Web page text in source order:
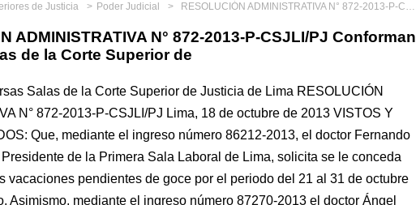
de Justicia Poder Judicial RESOLUCIÓN ADMINISTRATIVA N° 872-2013-P-CSJLI/PJ Conforman diversas Salas de la Corte Superior de
ADMINISTRATIVA N° 872-2013-P-CSJLI/PJ Conforman
de la Corte Superior de
Salas de la Corte Superior de Justicia de Lima RESOLUCIÓN
N° 872-2013-P-CSJLI/PJ Lima, 18 de octubre de 2013 VISTOS Y
Que, mediante el ingreso número 86212-2013, el doctor Fernando
de la Primera Sala Laboral de Lima, solicita se le conceda
vacaciones pendientes de goce por el periodo del 21 al 31 de octubre
Asimismo, mediante el ingreso número 87270-2013 el doctor Ángel